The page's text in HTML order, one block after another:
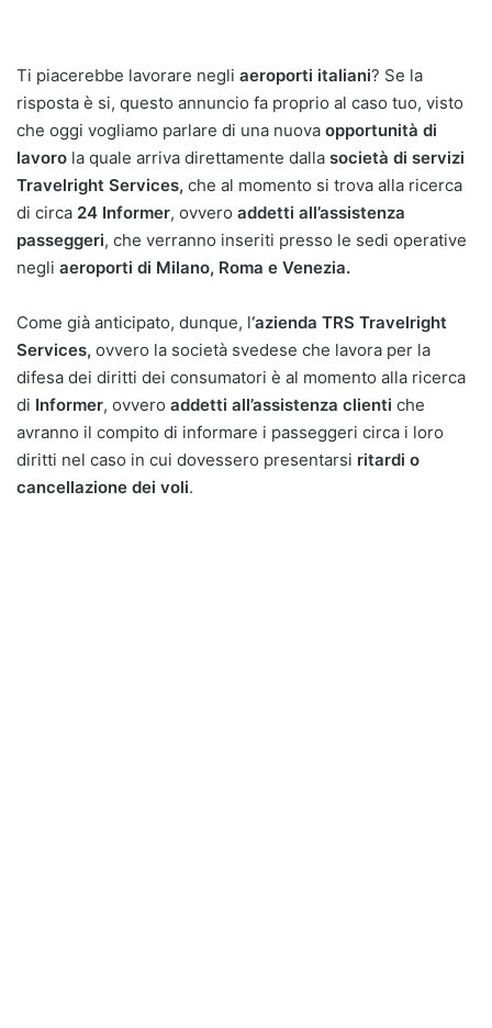
Ti piacerebbe lavorare negli aeroporti italiani? Se la
risposta è si, questo annuncio fa proprio al caso tuo, visto
che oggi vogliamo parlare di una nuova opportunità di
lavoro la quale arriva direttamente dalla società di servizi
Travelright Services, che al momento si trova alla ricerca
di circa 24 Informer, ovvero addetti all’assistenza
passeggeri, che verranno inseriti presso le sedi operative
negli aeroporti di Milano, Roma e Venezia.
Come già anticipato, dunque, l‘azienda TRS Travelright
Services, ovvero la società svedese che lavora per la
difesa dei diritti dei consumatori è al momento alla ricerca
di Informer, ovvero addetti all’assistenza clienti che
avranno il compito di informare i passeggeri circa i loro
diritti nel caso in cui dovessero presentarsi ritardi o
cancellazione dei voli.